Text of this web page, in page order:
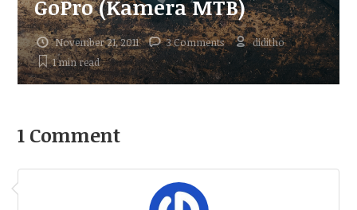
GoPro (Kamera MTB)
November 21, 2011 3 Comments
diditho
1 minread
1 Comment